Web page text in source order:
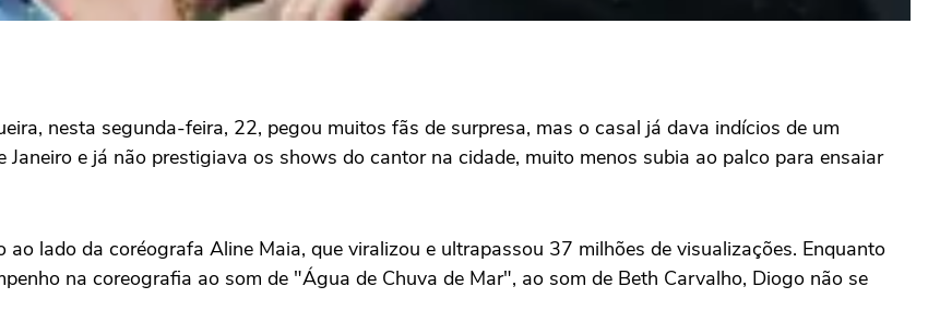
nesta segunda-feira, 22, pegou muitos fãs de surpresa, mas o casal já dava indícios de um
e já não prestigiava os shows do cantor na cidade, muito menos subia ao palco para ensaiar
lado da coréografa Aline Maia, que viralizou e ultrapassou 37 milhões de visualizações. Enquanto
na coreografia ao som de "Água de Chuva de Mar", ao som de Beth Carvalho, Diogo não se